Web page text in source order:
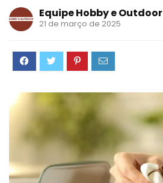
Equipe Hobby e Outdoor
21 de março de 2025